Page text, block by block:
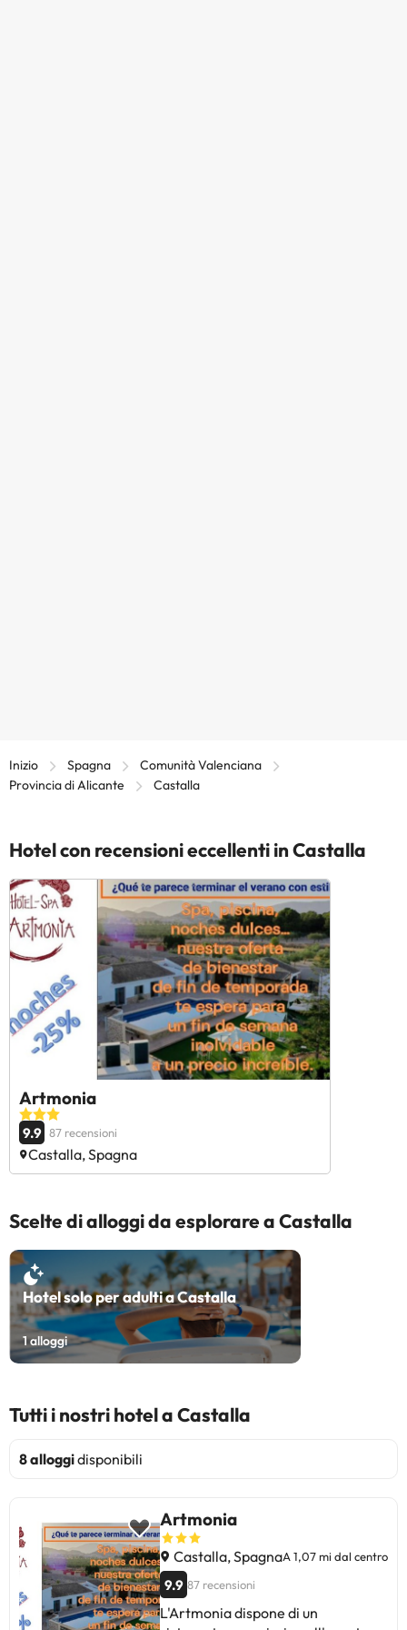
Inizio Spagna
Comunità Valenciana
Provincia di Alicante
Castalla
Hotel con recensioni eccellenti in Castalla
Artmonia
9.9 87 recensioni
Castalla, Spagna
Scelte di alloggi da esplorare a Castalla
Hotel solo per adulti a Castalla
1alloggi
Tutti i nostri hotel a Castalla
8 alloggidisponibili
Artmonia
Castalla, SpagnaA 1,07 mi dal centro
9.9 87 recensioni
L'Artmonia dispone di un